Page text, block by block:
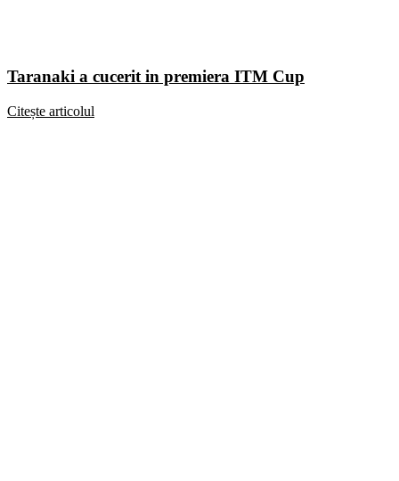
Taranaki a cucerit in premiera ITM Cup
Citește articolul